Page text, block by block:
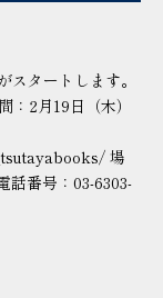
スタートします。
2月19日（木）
場
話番号：03-6303-